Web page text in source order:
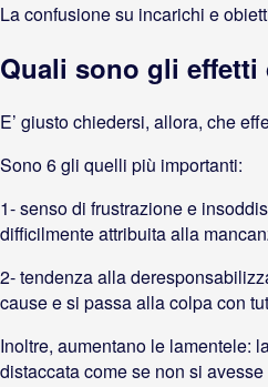
La confusione su incarichi e
Quali sono gli effetti
E’ giusto chiedersi, allora, che
Sono 6 gli quelli più importanti:
1- senso di frustrazione e
difficilmente attribuita alla
2- tendenza alla
cause e si passa alla colpa con
Inoltre, aumentano le lamentele:
distaccata come se non si